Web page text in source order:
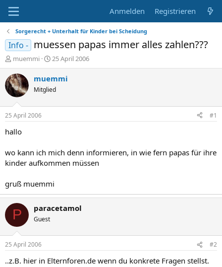
Anmelden Registrieren
Sorgerecht + Unterhalt für Kinder bei Scheidung
Info - muessen papas immer alles zahlen???
E
r
s
t
e
e
r
muemmi
E
r
s
e
t
25 April 2006
muemmi
Mitglied
25 April 2006 #1
hallo
wo kann ich mich denn informieren, in wie fern papas für ihre
kinder aufkommen müssen
gruß muemmi
P paracetamol
Guest
25 April 2006 #2
..z.B. hier in Elternforen.de wenn du konkrete Fragen stellst.